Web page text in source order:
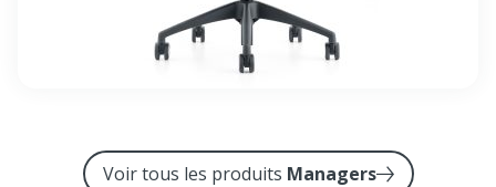
Voir tous les produits Managers